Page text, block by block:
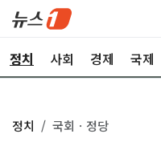
정치 사회 경제 국제
정치 국회ㆍ정당